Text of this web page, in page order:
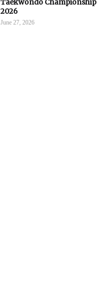
Taekwondo Championship
2026
June 27, 2026